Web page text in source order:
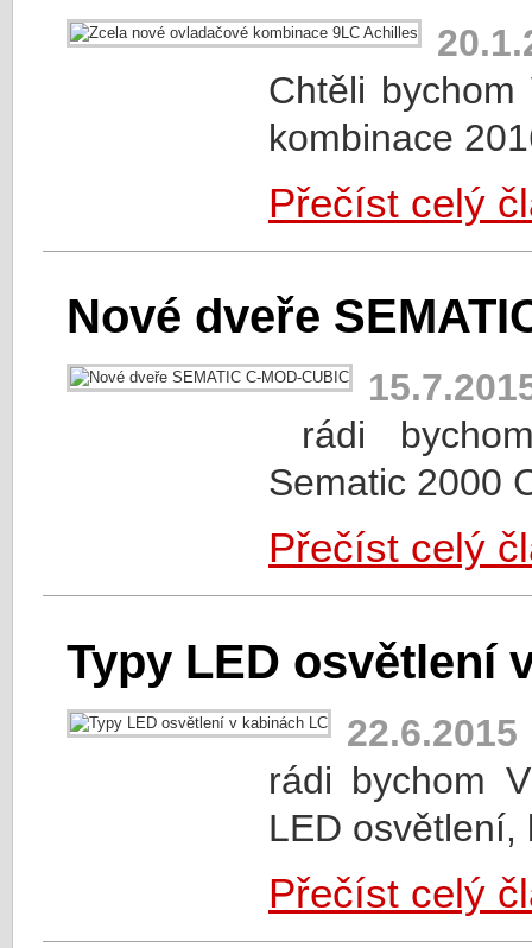
Chtěli
kombinace
Přečíst celý
Nové dveře
rádi
Sematic 2000
Přečíst celý
Typy LED osvětlení
22.6.2015
rádi bychom
LED
Přečíst celý